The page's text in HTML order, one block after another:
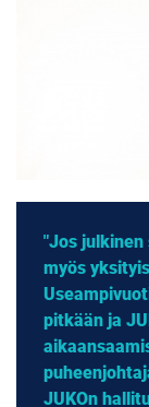
"Jos julkinen
myös
pitkään ja
JUKOn